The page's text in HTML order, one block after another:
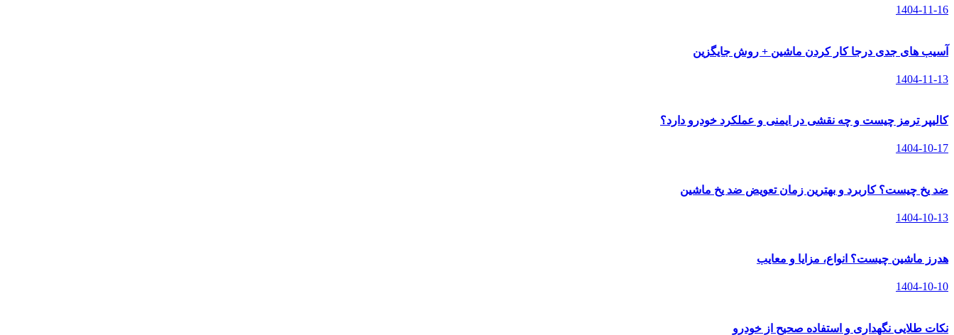
1404-11-16
آسیب های جدی درجا کار کردن ماشین + روش جایگزین
1404-11-13
کالیپر ترمز چیست و چه نقشی در ایمنی و عملکرد خودرو دارد؟
1404-10-17
ضد یخ چیست؟ کاربرد و بهترین زمان تعویض ضد یخ ماشین
1404-10-13
هدرز ماشین چیست؟ انواع، مزایا و معایب
1404-10-10
نکات طلایی نگهداری و استفاده صحیح از خودرو